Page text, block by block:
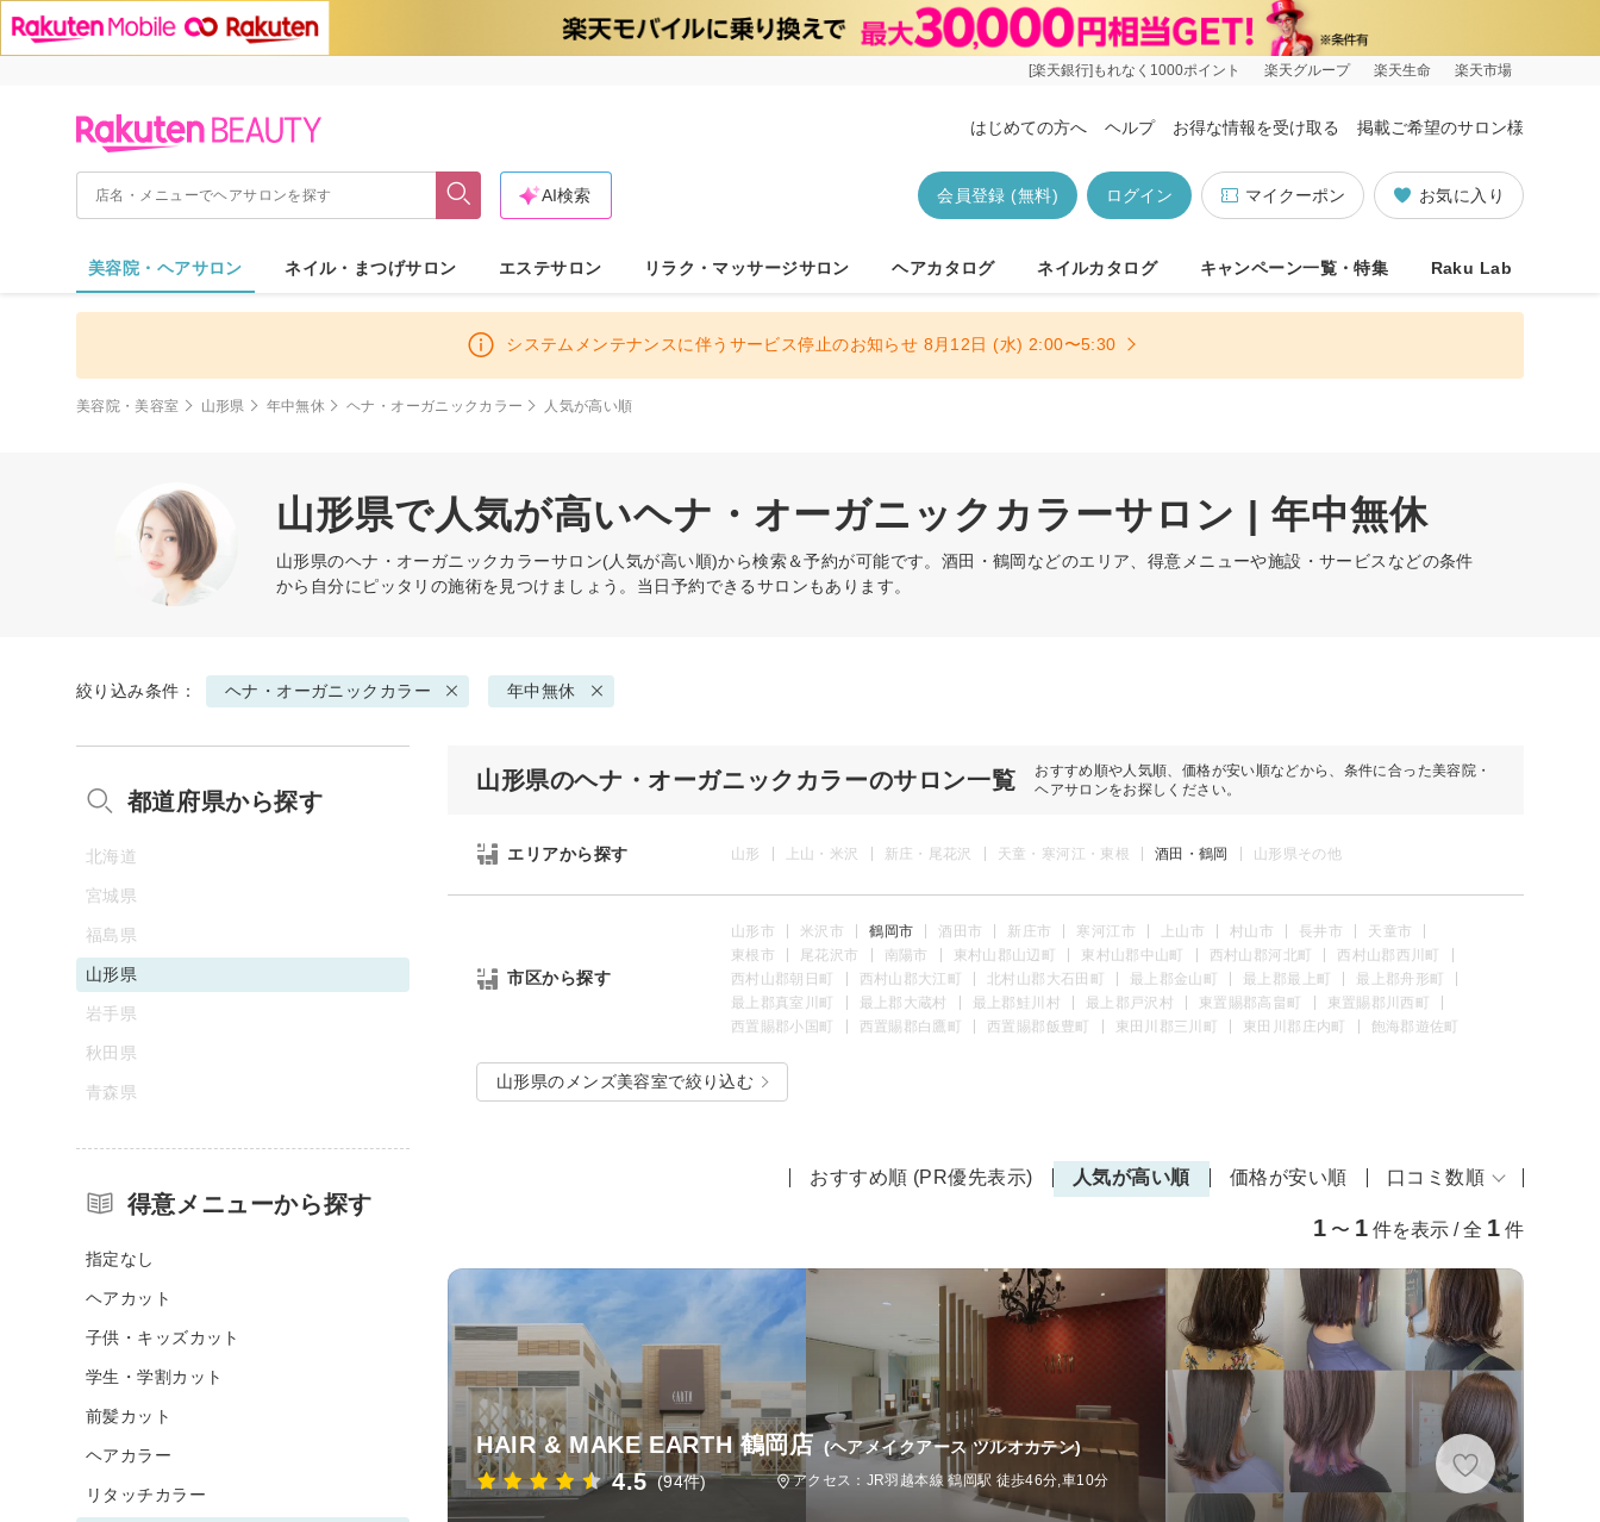
[楽天銀行]もれなく1000ポイント 楽天グループ 楽天生命 楽天市場
はじめての方へ ヘルプ お得な情報を受け取る 掲載ご希望のサロン様
お気に入り
マイクーポン
ログイン
会員登録 (無料)
AI検索
美容院・ヘアサロン ネイル・まつげサロン エステサロン リラク・マッサージサロン ヘアカタログ ネイルカタログ キャンペーン一覧・特集 Raku Lab
システムメンテナンスに伴うサービス停止のお知らせ 8月12日 (水) 2:00〜5:30
美容院・美容室 山形県 年中無休 ヘナ・オーガニックカラー 人気が高い順
山形県で人気が高いヘナ・オーガニックカラーサロン | 年中無休
山形県のヘナ・オーガニックカラーサロン(人気が高い順)から検索＆予約が可能です。酒田・鶴岡などのエリア、得意メニューや施設・サービスなどの条件
から自分にピッタリの施術を見つけましょう。当日予約できるサロンもあります。
絞り込み条件： ヘナ・オーガニックカラー 年中無休
山形県のヘナ・オーガニックカラーのサロン一覧
おすすめ順や人気順、価格が安い順などから、条件に合った美容院・
ヘアサロンをお探しください。
エリアから探す 山形 上山・米沢 新庄・尾花沢 天童・寒河江・東根 酒田・鶴岡 山形県その他
市区から探す
山形市 米沢市 鶴岡市 酒田市 新庄市 寒河江市 上山市 村山市 長井市
天童市
東根市
尾花沢市 南陽市 東村山郡山辺町 東村山郡中山町 西村山郡河北町
西村山郡西川町
西村山郡朝日町
西村山郡大江町 北村山郡大石田町 最上郡金山町 最上郡最上町
最上郡舟形町
最上郡真室川町
最上郡大蔵村 最上郡鮭川村 最上郡戸沢村 東置賜郡高畠町
東置賜郡川西町
西置賜郡小国町
西置賜郡白鷹町 西置賜郡飯豊町 東田川郡三川町 東田川郡庄内町 飽海郡遊佐町
山形県のメンズ美容室で絞り込む
おすすめ順 (PR優先表示) 人気が高い順 価格が安い順 口コミ数順
1 〜 1 件を表示 / 全 1 件
HAIR & MAKE EARTH 鶴岡店 (ヘアメイクアース ツルオカテン)
4.5 (94件) アクセス：JR羽越本線 鶴岡駅 徒歩46分,車10分
都道府県から探す
北海道
宮城県
福島県
山形県
岩手県
秋田県
青森県
得意メニューから探す
指定なし
ヘアカット
子供・キッズカット
学生・学割カット
前髪カット
ヘアカラー
リタッチカラー